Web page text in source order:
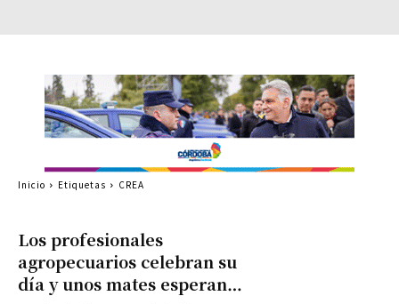
Los profesionales
agropecuarios celebran su
día y unos mates esperan…
Inicio Etiquetas CREA